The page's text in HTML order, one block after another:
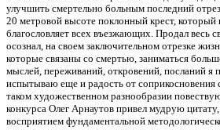
улучшить смертельно больным последний
20 метровой высоте поклонный крест, который
благословляет всех въезжающих. Продал весь
осознал, на своем заключительном отрезке
которые связаны со смертью, заниматься
мыслей, переживаний, откровений, посланий я
испытываю еще и радость от соприкосновения
таком художественном разнообразии
конкурса Олег Арнаутов привел мудрую
восприятием фундаментальной